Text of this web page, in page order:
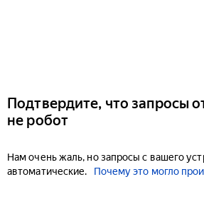
Подтвердите, что запросы
не робот
Нам очень жаль, но запросы с вашего
автоматические.
Почему это могло